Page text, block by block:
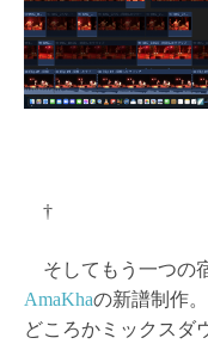
†
そしてもう一つの
AmaKhaの新譜制作
どころかミックスダ